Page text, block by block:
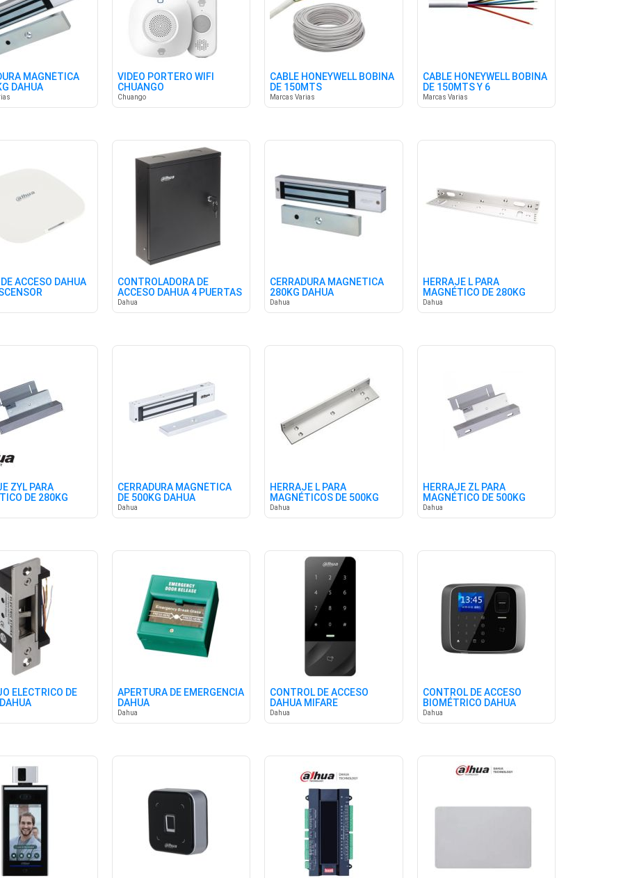
MAGNÉTICA
DAHUA
VIDEO PORTERO WIFI
CHUANGO
Chuango
CABLE HONEYWELL BOBINA
DE 150MTS
Marcas Varias
CABLE HONEYWELL BOBINA
DE 150MTS Y 6
CONDUCTORES
Marcas Varias
ACCESO DAHUA
CONTROLADORA DE
ACCESO DAHUA 4 PUERTAS
Dahua
CERRADURA MAGNÉTICA
280KG DAHUA
Dahua
HERRAJE L PARA
MAGNÉTICO DE 280KG
DAHUA
Dahua
ZYL PARA
DE 280KG
CERRADURA MAGNÉTICA
DE 500KG DAHUA
Dahua
HERRAJE L PARA
MAGNÉTICOS DE 500KG
DAHUA
Dahua
HERRAJE ZL PARA
MAGNÉTICO DE 500KG
DAHUA
Dahua
ELÉCTRICO DE
APERTURA DE EMERGENCIA
DAHUA
Dahua
CONTROL DE ACCESO
DAHUA MIFARE
Dahua
CONTROL DE ACCESO
BIOMÉTRICO DAHUA
Dahua